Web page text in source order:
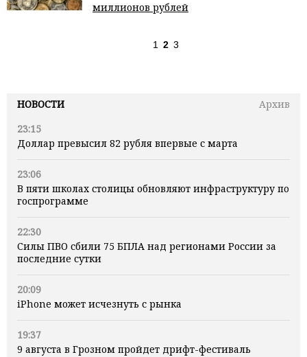
НОВОСТИ
Архив
23:15
Доллар превысил 82 рубля впервые с марта
23:06
В пяти школах столицы обновляют инфраструктуру по
госпрограмме
22:30
Силы ПВО сбили 75 БПЛА над регионами России за
последние сутки
20:09
iPhone может исчезнуть с рынка
19:37
9 августа в Грозном пройдет дрифт-фестиваль
миллионов рублей
1 2 3